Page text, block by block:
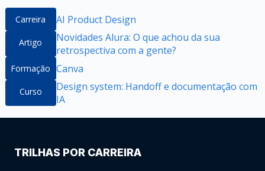
Carreira AI Product Design
Artigo
Novidades Alura: O que achou da sua
retrospectiva com a gente?
Formação Canva
Curso
Design system: Handoff e documentação com
IA
TRILHAS POR CARREIRA